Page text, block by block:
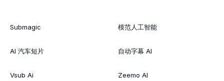
Submagic
AI 汽车短片
Vsub Ai
模范人工智能
自动字幕 AI
Zeemo AI